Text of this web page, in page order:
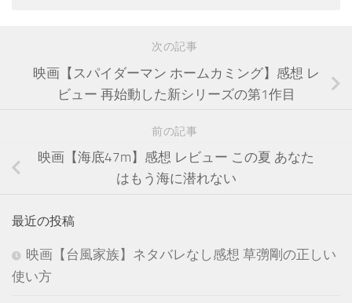
次の記事
映画【スパイダーマン ホームカミング】感想 レ
ビュー 再始動した新シリーズの第1作目
前の記事
映画【海底47m】感想 レビュー この夏 あなた
はもう海に潜れない
最近の投稿
映画【台風家族】ネタバレなし感想 草彅剛の正しい
使い方